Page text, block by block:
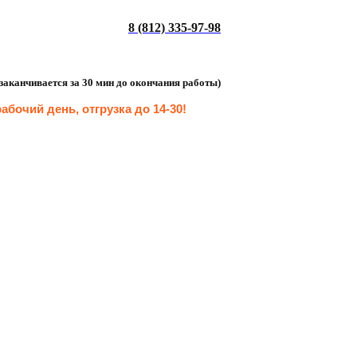
8 (812) 335-97-98
за 30 мин до окончания работы)
день, отгрузка до 14-30!